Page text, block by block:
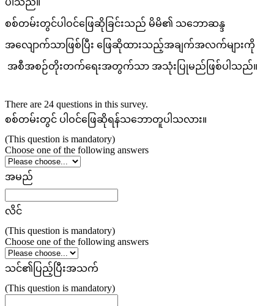
စစ်တမ်းတွင်ပါဝင်ဖြေဆိုခြင်းသည် မိမိ၏ သဘောဆန္ဒ
အလျောက်သာဖြစ်ပြီး ဖြေဆိုထားသည့်အချက်အလက်များကို
အစီအစဉ်တိုးတက်ရေးအတွက်သာ အသုံးပြုမည်ဖြစ်ပါသည်။
There are 24 questions in this survey.
စစ်တမ်းတွင် ပါဝင်ဖြေဆိုရန်သဘောတူပါသလား။
(This question is mandatory)
Choose one of the following answers
အမည်
လိင်
(This question is mandatory)
Choose one of the following answers
သင်၏ပြည့်ပြီးအသက်
(This question is mandatory)